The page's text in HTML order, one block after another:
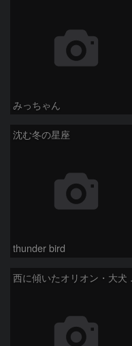
みっちゃん
沈む冬の星座
thunder bird
西に